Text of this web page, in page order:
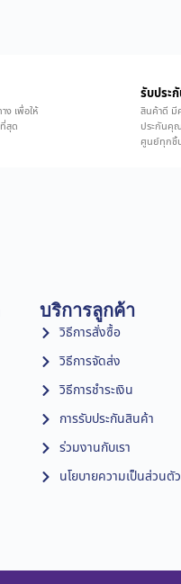
ง เพื่อให้
สุด
รับประ
สินค้าดี มี
ประกันคุ
ศูนย์ทุกชิ้
บริการลูกค้า
วิธีการสั่งซื้อ
วิธีการจัดส่ง
วิธีการชำระเงิน
การรับประกันสินค้า
ร่วมงานกับเรา
นโยบายความเป็นส่วนตัว